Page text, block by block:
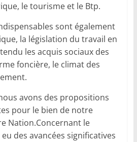
le tourisme et le Btp.
sont également
la législation du travail en
les acquis sociaux des
foncière, le climat des
avons des propositions
pour le bien de notre
Nation.Concernant le
des avancées significatives